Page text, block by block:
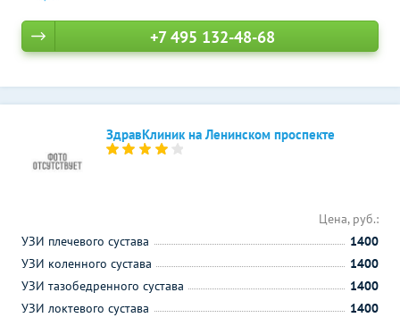
+7 495 132-48-68
ЗдравКлиник на Ленинском проспекте
Цена, руб.:
УЗИ плечевого сустава
1400
УЗИ коленного сустава
1400
УЗИ тазобедренного сустава
1400
УЗИ локтевого сустава
1400